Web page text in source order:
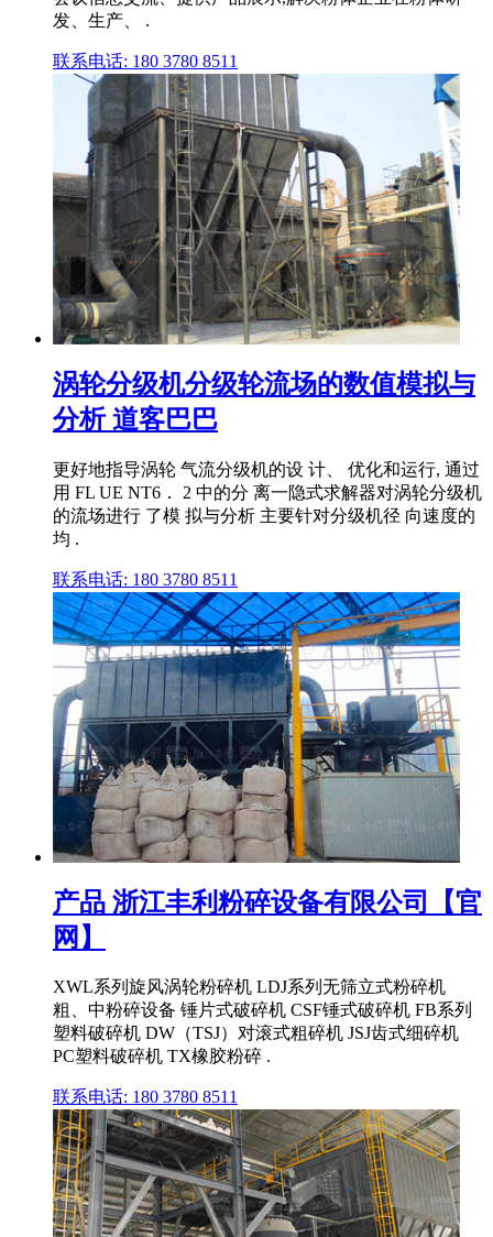
发、生产、 .
联系电话: 180 3780 8511
涡轮分级机分级轮流场的数值模拟与
分析 道客巴巴
更好地指导涡轮 气流分级机的设 计、 优化和运行, 通过
用 FL UE NT6． 2 中的分 离一隐式求解器对涡轮分级机
的流场进行 了模 拟与分析 主要针对分级机径 向速度的
均 .
联系电话: 180 3780 8511
产品 浙江丰利粉碎设备有限公司【官
网】
XWL系列旋风涡轮粉碎机 LDJ系列无筛立式粉碎机
粗、中粉碎设备 锤片式破碎机 CSF锤式破碎机 FB系列
塑料破碎机 DW（TSJ）对滚式粗碎机 JSJ齿式细碎机
PC塑料破碎机 TX橡胶粉碎 .
联系电话: 180 3780 8511